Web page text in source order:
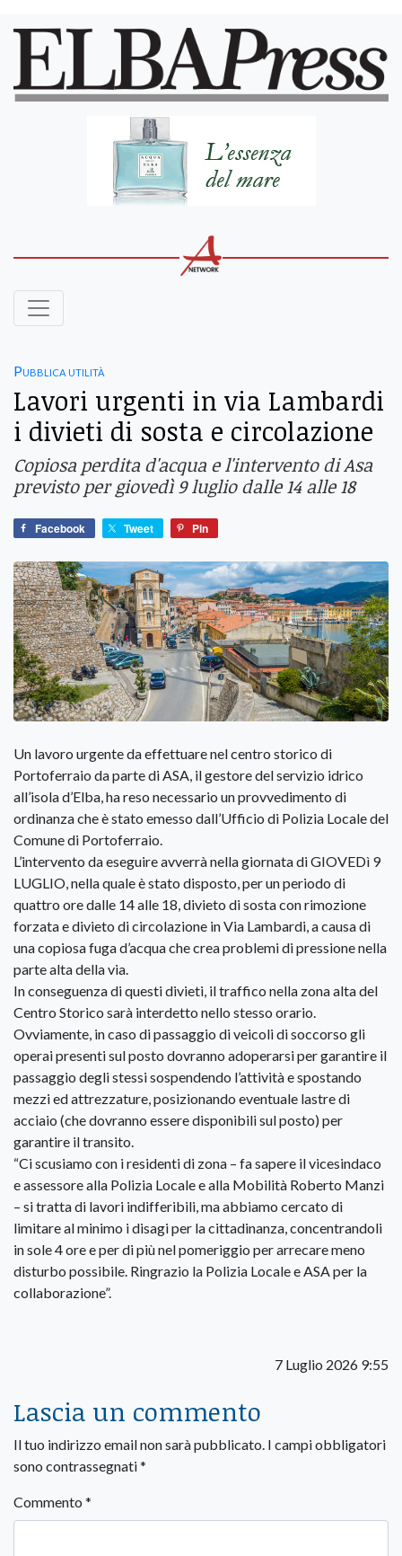
Pubblica utilità
Lavori urgenti in via Lambardi
i divieti di sosta e circolazione
Copiosa perdita d'acqua e l'intervento di Asa
previsto per giovedì 9 luglio dalle 14 alle 18
Facebook Tweet Pin
Un lavoro urgente da effettuare nel centro storico di
Portoferraio da parte di ASA, il gestore del servizio idrico
all’isola d’Elba, ha reso necessario un provvedimento di
ordinanza che è stato emesso dall’Ufficio di Polizia Locale del
Comune di Portoferraio.
L’intervento da eseguire avverrà nella giornata di GIOVEDì 9
LUGLIO, nella quale è stato disposto, per un periodo di
quattro ore dalle 14 alle 18, divieto di sosta con rimozione
forzata e divieto di circolazione in Via Lambardi, a causa di
una copiosa fuga d’acqua che crea problemi di pressione nella
parte alta della via.
In conseguenza di questi divieti, il traffico nella zona alta del
Centro Storico sarà interdetto nello stesso orario.
Ovviamente, in caso di passaggio di veicoli di soccorso gli
operai presenti sul posto dovranno adoperarsi per garantire il
passaggio degli stessi sospendendo l’attività e spostando
mezzi ed attrezzature, posizionando eventuale lastre di
acciaio (che dovranno essere disponibili sul posto) per
garantire il transito.
“Ci scusiamo con i residenti di zona – fa sapere il vicesindaco
e assessore alla Polizia Locale e alla Mobilità Roberto Manzi
– si tratta di lavori indifferibili, ma abbiamo cercato di
limitare al minimo i disagi per la cittadinanza, concentrandoli
in sole 4 ore e per di più nel pomeriggio per arrecare meno
disturbo possibile. Ringrazio la Polizia Locale e ASA per la
collaborazione”.
7 Luglio 2026 9:55
Lascia un commento
Il tuo indirizzo email non sarà pubblicato. I campi obbligatori
sono contrassegnati*
Commento *